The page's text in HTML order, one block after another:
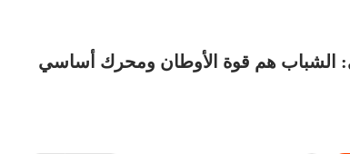
الشباب هم قوة الأوطان ومحرك أساسي